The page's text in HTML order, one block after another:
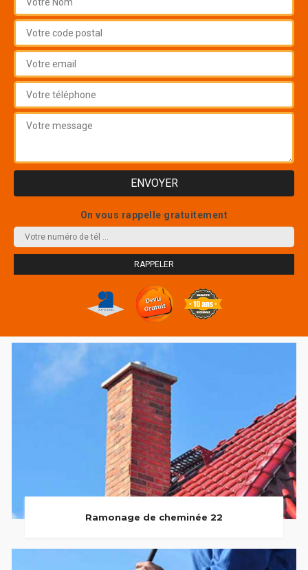
On vous rappelle gratuitement
Ramonage de cheminée 22